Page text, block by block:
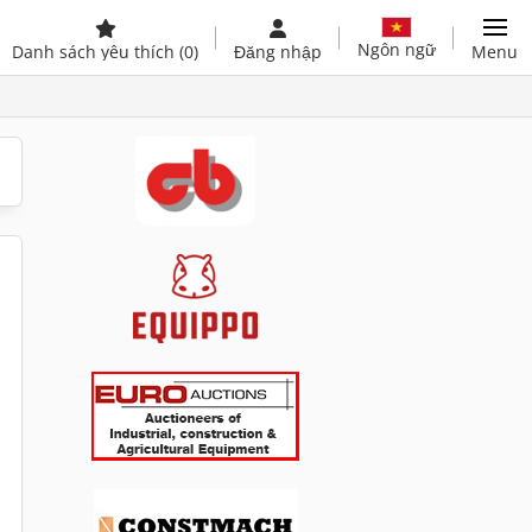
Danh sách yêu thích (0) Đăng nhập Ngôn ngữ Menu